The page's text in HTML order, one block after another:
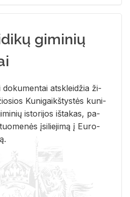
giminių
do­ku­men­tai at­sklei­džia ži­
Ku­ni­gaikš­tys­tės ku­ni­
is­to­ri­jos iš­ta­kas, pa­
įsi­lie­ji­mą į Eu­ro­